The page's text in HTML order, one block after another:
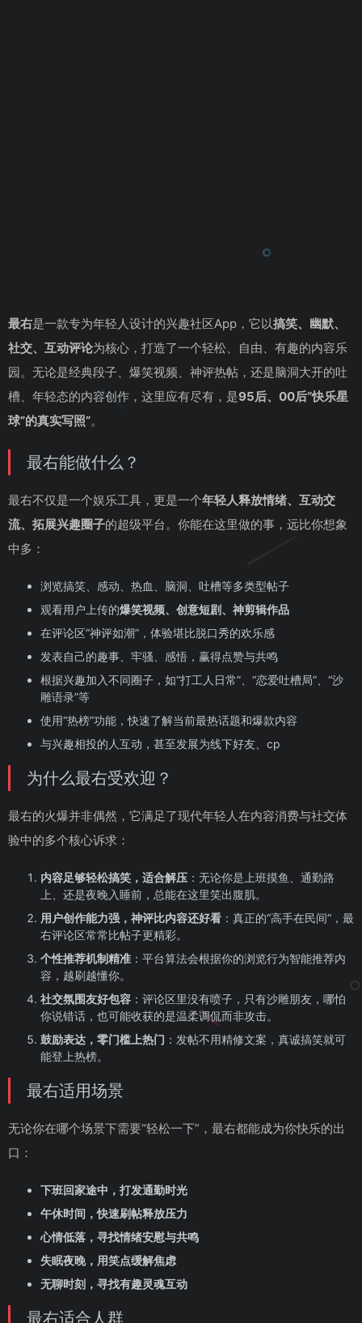
最右是一款专为年轻人设计的兴趣社区App，它以搞笑、幽默、
社交、互动评论为核心，打造了一个轻松、自由、有趣的内容乐
园。无论是经典段子、爆笑视频、神评热帖，还是脑洞大开的吐
槽、年轻态的内容创作，这里应有尽有，是95后、00后“快乐星
球”的真实写照”。
最右能做什么？
最右不仅是一个娱乐工具，更是一个年轻人释放情绪、互动交
流、拓展兴趣圈子的超级平台。你能在这里做的事，远比你想象
中多：
浏览搞笑、感动、热血、脑洞、吐槽等多类型帖子
观看用户上传的爆笑视频、创意短剧、神剪辑作品
在评论区“神评如潮”，体验堪比脱口秀的欢乐感
发表自己的趣事、牢骚、感悟，赢得点赞与共鸣
根据兴趣加入不同圈子，如“打工人日常”、“恋爱吐槽局”、“沙
雕语录”等
使用“热榜”功能，快速了解当前最热话题和爆款内容
与兴趣相投的人互动，甚至发展为线下好友、cp
为什么最右受欢迎？
最右的火爆并非偶然，它满足了现代年轻人在内容消费与社交体
验中的多个核心诉求：
内容足够轻松搞笑，适合解压 ：无论你是上班摸鱼、通勤路
上、还是夜晚入睡前，总能在这里笑出腹肌。
用户创作能力强，神评比内容还好看 ：真正的“高手在民间”，最
右评论区常常比帖子更精彩。
个性推荐机制精准 ：平台算法会根据你的浏览行为智能推荐内
容，越刷越懂你。
社交氛围友好包容 ：评论区里没有喷子，只有沙雕朋友，哪怕
你说错话，也可能收获的是温柔调侃而非攻击。
鼓励表达，零门槛上热门 ：发帖不用精修文案，真诚搞笑就可
能登上热榜。
最右适用场景
无论你在哪个场景下需要“轻松一下”，最右都能成为你快乐的出
口：
下班回家途中，打发通勤时光
午休时间，快速刷帖释放压力
心情低落，寻找情绪安慰与共鸣
失眠夜晚，用笑点缓解焦虑
无聊时刻，寻找有趣灵魂互动
最右适合人群